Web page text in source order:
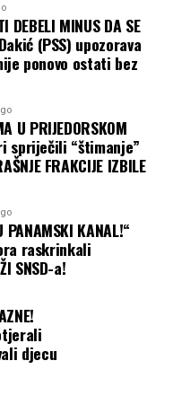
DEBELI MINUS DA SE
(PSS) upozorava
ponovo ostati bez
U PRIJEDORSKOM
spriječili “štimanje”
FRAKCIJE IZBILE
PANAMSKI KANAL!“
raskrinkali
SNSD-a!
djecu